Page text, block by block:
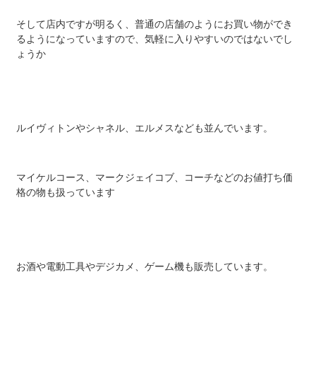
そして店内ですが明るく、普通の店舗のようにお買い物ができ
るようになっていますので、気軽に入りやすいのではないでし
ょうか
ルイヴィトンやシャネル、エルメスなども並んでいます。
マイケルコース、マークジェイコブ、コーチなどのお値打ち価
格の物も扱っています
お酒や電動工具やデジカメ、ゲーム機も販売しています。